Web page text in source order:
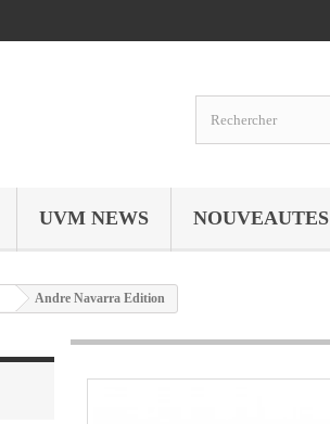
UVM NEWS NOUVEAUTES
Andre Navarra Edition